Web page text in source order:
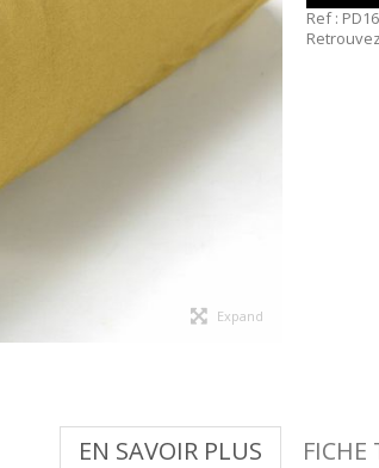
Expand
Ref :
EN SAVOIR PLUS FICHE